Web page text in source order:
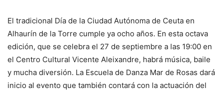
El tradicional Día de la Ciudad Autónoma de Ceuta en
Alhaurín de la Torre cumple ya ocho años. En esta octava
edición, que se celebra el 27 de septiembre a las 19:00 en
el Centro Cultural Vicente Aleixandre, habrá música, baile
y mucha diversión. La Escuela de Danza Mar de Rosas dará
inicio al evento que también contará con la actuación del